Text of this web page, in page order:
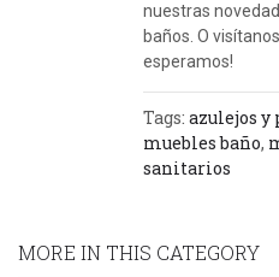
nuestras
baños. O
esperamos!
Tags: azulejos
muebles baño,
sanitarios
MORE IN THIS CATEGORY